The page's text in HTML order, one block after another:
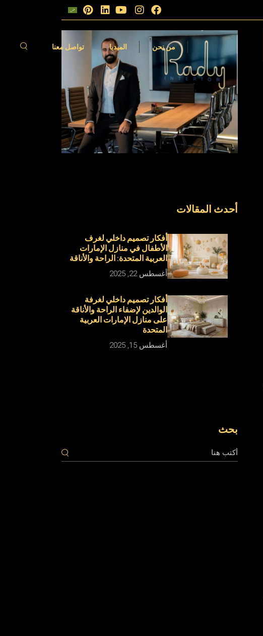
من نحن الميديا
مقالات
الفيديوهات
تواصل معنا
الفيديوهات
أحدث المقالات
أفكار تصميم داخلي لغرف
الأطفال في منازل الإمارات
العربية المتحدة: الراحة والأناقة
أغسطس 22, 2025
أفكار تصميم داخلي لغرفة
الوالدين لإضفاء الراحة والأناقة
على منازل الإمارات العربية
المتحدة
أغسطس 15, 2025
بحث